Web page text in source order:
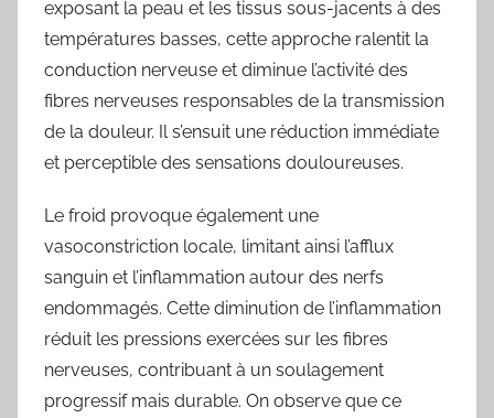
exposant la peau et les tissus sous-jacents à des
températures basses, cette approche ralentit la
conduction nerveuse et diminue l’activité des
fibres nerveuses responsables de la transmission
de la douleur. Il s’ensuit une réduction immédiate
et perceptible des sensations douloureuses.
Le froid provoque également une
vasoconstriction locale, limitant ainsi l’afflux
sanguin et l’inflammation autour des nerfs
endommagés. Cette diminution de l’inflammation
réduit les pressions exercées sur les fibres
nerveuses, contribuant à un soulagement
progressif mais durable. On observe que ce